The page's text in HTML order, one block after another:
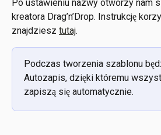
Po ustawieniu nazwy otworzy nam
kreatora Drag’n’Drop. Instrukcję
znajdziesz tutaj.
Podczas tworzenia szablonu
Autozapis, dzięki któremu
zapiszą się automatycznie.